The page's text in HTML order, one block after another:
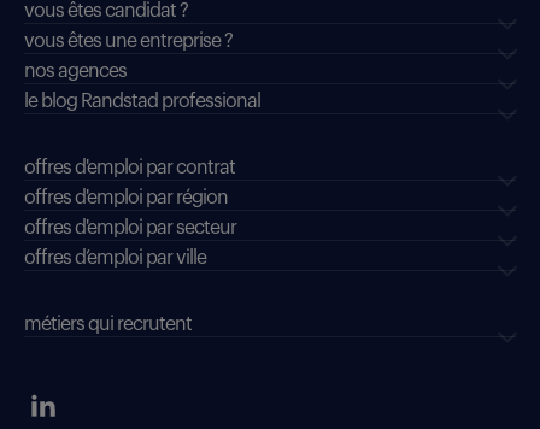
vous êtes candidat ?
vous êtes une entreprise ?
nos agences
le blog Randstad professional
offres d'emploi par contrat
offres d'emploi par région
offres d'emploi par secteur
offres d’emploi par ville
métiers qui recrutent